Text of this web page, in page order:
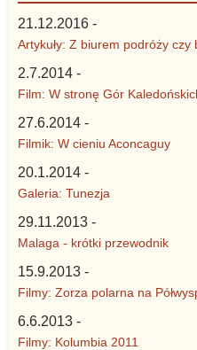
21.12.2016 -
Artykuły: Z biurem podróży czy
2.7.2014 -
Film: W stronę Gór
27.6.2014 -
Filmik: W cieniu Aconcaguy
20.1.2014 -
Galeria: Tunezja
29.11.2013 -
Malaga - krótki przewodnik
15.9.2013 -
Filmy: Zorza polarna na
6.6.2013 -
Filmy: Kolumbia 2011